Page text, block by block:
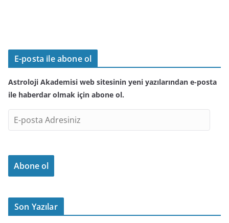
E-posta ile abone ol
Astroloji Akademisi web sitesinin yeni yazılarından e-posta
ile haberdar olmak için abone ol.
-
o
t
d
Abone ol
Son Yazılar